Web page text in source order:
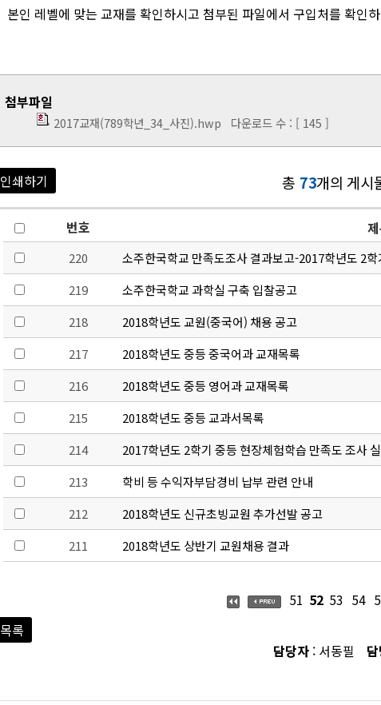
본인 레벨에 맞는 교재를 확인하시고 첨부된 파일에서 구입처를 확인
첨부파일
2017교재(789학년_34_사진).hwp 다운로드 수 : [ 145 ]
인쇄하기 총 73개의 게시
번호
220 소주한국학교 만족도조사 결과보고-2017학년도 2학
219
소주한국학교 과학실 구축 입찰공고
218
2018학년도 교원(중국어) 채용 공고
217
2018학년도 중등 중국어과 교재목록
216
2018학년도 중등 영어과 교재목록
215
2018학년도 중등 교과서목록
214
2017학년도 2학기 중등 현장체험학습 만족도 조사
213
학비 등 수익자부담경비 납부 관련 안내
212
2018학년도 신규초빙교원 추가선발 공고
211
2018학년도 상반기 교원채용 결과
51 52 53 54
목록
담당자 : 서동필